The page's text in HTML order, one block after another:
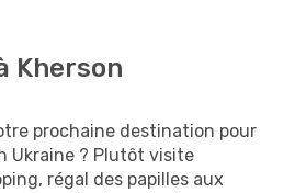
Kherson
prochaine destination pour
Ukraine ? Plutôt visite
régal des papilles aux